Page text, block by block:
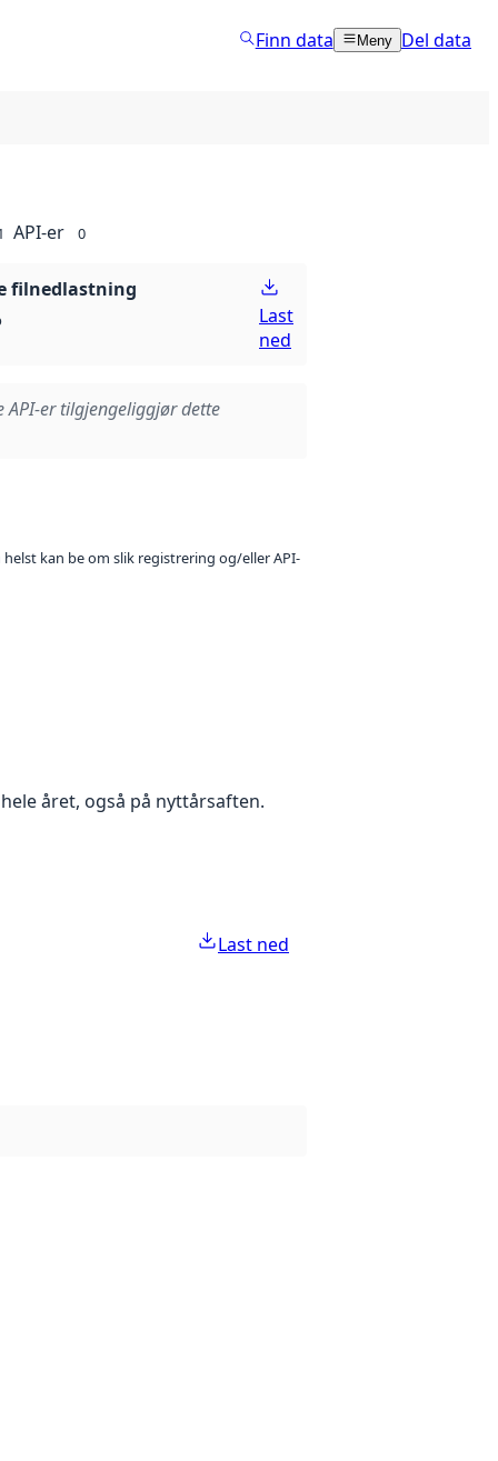
Finn data Meny Del data
API-er 0
filnedlastning
Last
ned
API-er tilgjengeliggjør dette
kan be om slik registrering og/eller API-
året, også på nyttårsaften.
Last ned